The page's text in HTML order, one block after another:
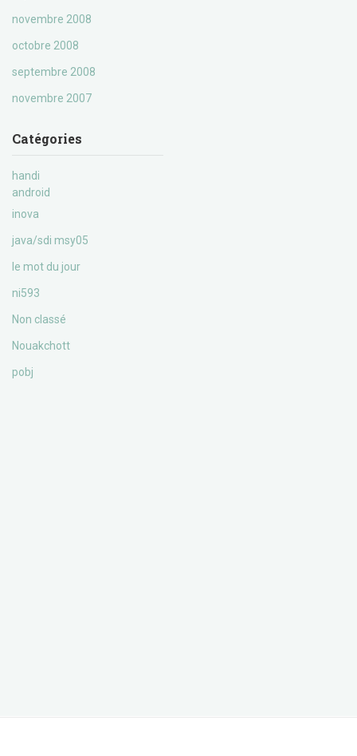
novembre 2008
octobre 2008
septembre 2008
novembre 2007
Catégories
handi
android
inova
java/sdi msy05
le mot du jour
ni593
Non classé
Nouakchott
pobj